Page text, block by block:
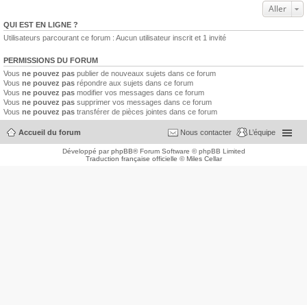
Aller
QUI EST EN LIGNE ?
Utilisateurs parcourant ce forum : Aucun utilisateur inscrit et 1 invité
PERMISSIONS DU FORUM
Vous ne pouvez pas publier de nouveaux sujets dans ce forum
Vous ne pouvez pas répondre aux sujets dans ce forum
Vous ne pouvez pas modifier vos messages dans ce forum
Vous ne pouvez pas supprimer vos messages dans ce forum
Vous ne pouvez pas transférer de pièces jointes dans ce forum
Accueil du forum L’équipe
Nous contacter
Développé parphpBB® Forum Software © phpBB Limited
Traduction française officielle ©Miles Cellar